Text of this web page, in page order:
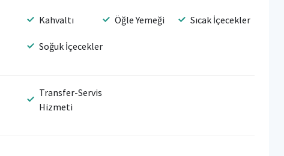
Kahvaltı Öğle Yemeği Sıcak İçecekler
Soğuk İçecekler
Transfer-Servis
Hizmeti